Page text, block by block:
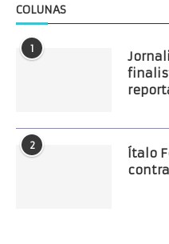
COLUNAS
1
2
Ítalo